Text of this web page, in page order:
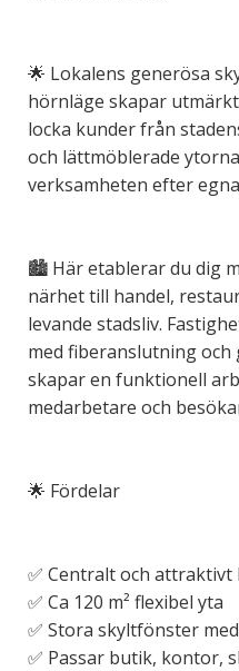
🌟 Lokalens generösa
hörnläge skapar
locka kunder från
och lättmöblerade
verksamheten efter
🏙️ Här etablerar du dig
närhet till handel,
levande stadsliv.
med fiberanslutning
skapar en funktionell
medarbetare och
🌟 Fördelar
✅ Centralt och attraktivt
✅ Ca 120 m² flexibel yta
✅ Stora skyltfönster
✅ Passar butik, kontor,